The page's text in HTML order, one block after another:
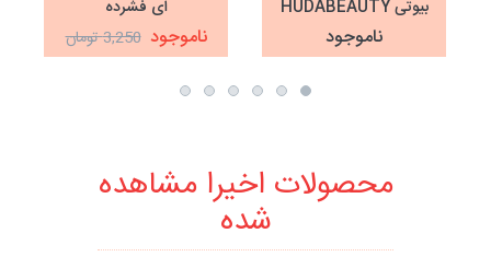
بیوتی HUDABEAUTY
ناموجود
ای فشرده
ناموجود 3,250 تومان
محصولات اخیرا مشاهده
شده